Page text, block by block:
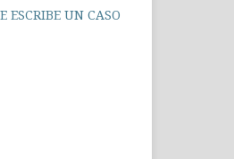
ESCRIBE UN CASO